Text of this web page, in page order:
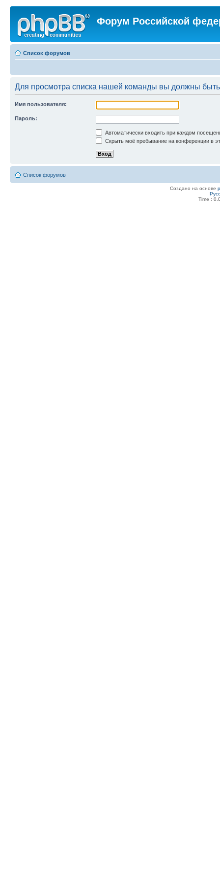
Форум Российской
Список форумов
Для просмотра списка нашей команды вы должны
Имя пользователя:
Пароль:
Автоматически входить при каждом
Скрыть моё пребывание на конференции в
Список форумов
Создано на основе
Time :